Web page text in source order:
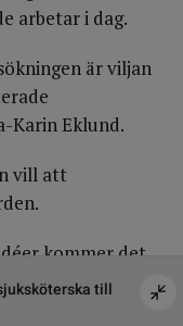
arbetar i dag.
är viljan
Karin Eklund.
vill att
kommer det
vård, ansåg
och häkte -
Är